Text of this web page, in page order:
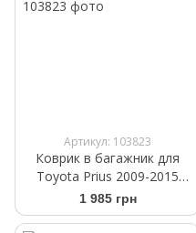
Артикул: 103823
Коврик в багажник для
Toyota Prius 2009-2015
Frogum ProLine TM404533
1 985 грн